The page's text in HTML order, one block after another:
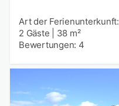
Art der
2 Gäste
38 m²
Bewertungen: 4